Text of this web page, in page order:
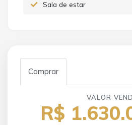
Sala de estar
Comprar
VALOR
R$